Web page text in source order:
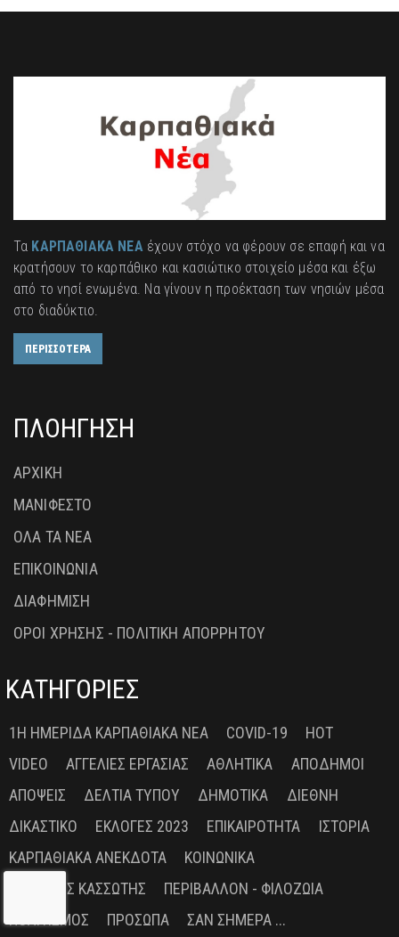
Τα ΚΑΡΠΑΘΙΑΚΑ ΝΕΑέχουν στόχο να φέρουν σε επαφή και να
κρατήσουν το καρπάθικο και κασιώτικο στοιχείο μέσα και έξω
από το νησί ενωμένα. Να γίνουν η προέκταση των νησιών μέσα
στο διαδύκτιο.
ΠΕΡΙΣΣΟΤΕΡΑ
ΠΛΟΗΓΗΣΗ
ΑΡΧΙΚΗ
ΜΑΝΙΦΕΣΤΟ
ΟΛΑ ΤΑ ΝΕΑ
ΕΠΙΚΟΙΝΩΝΙΑ
ΔΙΑΦΗΜΙΣΗ
ΟΡΟΙ ΧΡΗΣΗΣ - ΠΟΛΙΤΙΚΗ ΑΠΟΡΡΗΤΟΥ
ΚΑΤΗΓΟΡΙΕΣ
1Η ΗΜΕΡΊΔΑ ΚΑΡΠΑΘΙΑΚΆ ΝΈΑ COVID-19
HOT
VIDEO
ΑΓΓΕΛΊΕΣ ΕΡΓΑΣΊΑΣ ΑΘΛΗΤΙΚΆ
ΑΠΌΔΗΜΟΙ
ΑΠΌΨΕΙΣ
ΔΕΛΤΊΑ ΤΎΠΟΥ ΔΗΜΟΤΙΚΆ
ΔΙΕΘΝΉ
ΔΙΚΑΣΤΙΚΌ
ΕΚΛΟΓΈΣ 2023 ΕΠΙΚΑΙΡΌΤΗΤΑ
ΙΣΤΟΡΊΑ
ΚΑΡΠΑΘΙΑΚΆ ΑΝΈΚΔΟΤΑ
ΚΟΙΝΩΝΙΚΆ
ΜΑΝΏΛΗΣ ΚΑΣΣΏΤΗΣ
ΠΕΡΙΒΆΛΛΟΝ - ΦΙΛΟΖΩΊΑ
ΠΟΛΙΤΙΣΜΌΣ
ΠΡΌΣΩΠΑ ΣΑΝ ΣΉΜΕΡΑ ...